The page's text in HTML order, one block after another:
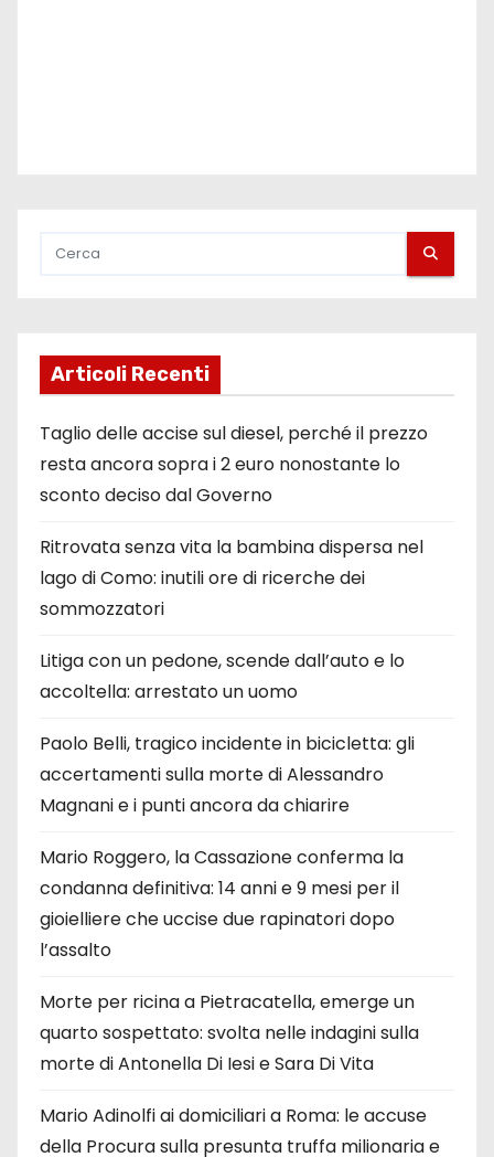
Articoli Recenti
Taglio delle accise sul diesel, perché il prezzo
resta ancora sopra i 2 euro nonostante lo
sconto deciso dal Governo
Ritrovata senza vita la bambina dispersa nel
lago di Como: inutili ore di ricerche dei
sommozzatori
Litiga con un pedone, scende dall’auto e lo
accoltella: arrestato un uomo
Paolo Belli, tragico incidente in bicicletta: gli
accertamenti sulla morte di Alessandro
Magnani e i punti ancora da chiarire
Mario Roggero, la Cassazione conferma la
condanna definitiva: 14 anni e 9 mesi per il
gioielliere che uccise due rapinatori dopo
l’assalto
Morte per ricina a Pietracatella, emerge un
quarto sospettato: svolta nelle indagini sulla
morte di Antonella Di Iesi e Sara Di Vita
Mario Adinolfi ai domiciliari a Roma: le accuse
della Procura sulla presunta truffa milionaria e